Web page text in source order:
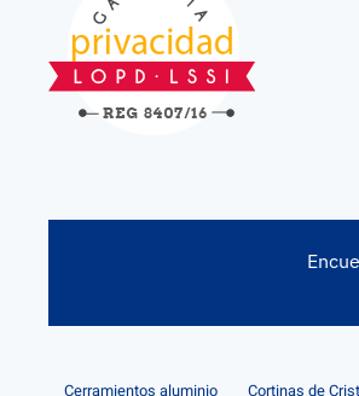
Cerramientos aluminio Cortinas de